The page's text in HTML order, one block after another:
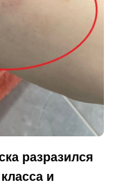
разразился
и